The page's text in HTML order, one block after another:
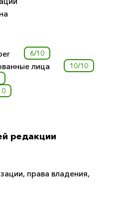
6/10
лица 10/10
редакции
, права владения,